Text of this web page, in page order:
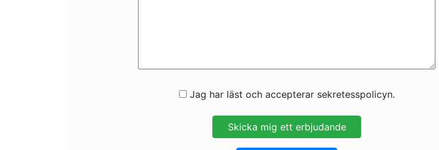
Jag har läst och accepterar sekretesspolicyn.